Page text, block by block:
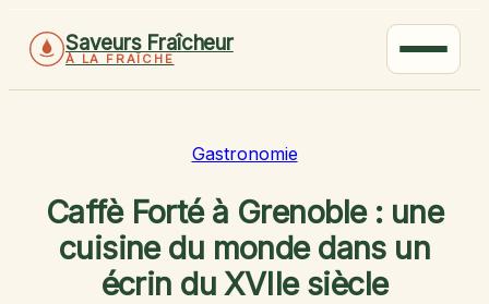
Saveurs Fraîcheur
À LA FRAÎCHE
Gastronomie
Caffè Forté à Grenoble : une
cuisine du monde dans un
écrin du XVIIe siècle